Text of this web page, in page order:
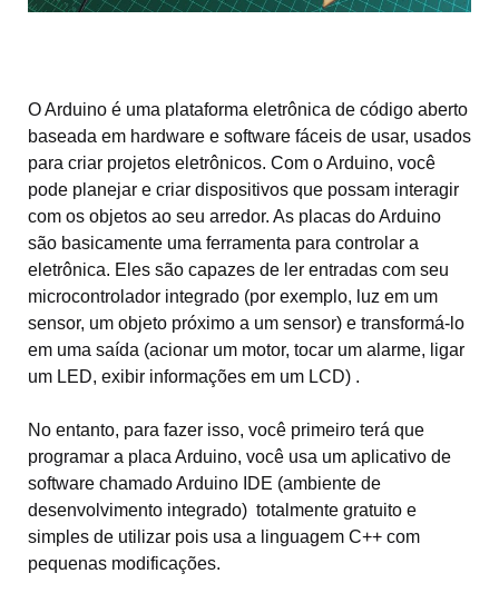
O Arduino é uma plataforma eletrônica de código aberto
baseada em hardware e software fáceis de usar, usados
​​para criar projetos eletrônicos. Com o Arduino, você
pode planejar e criar dispositivos que possam interagir
com os objetos ao seu arredor. As placas do Arduino
são basicamente uma ferramenta para controlar a
eletrônica. Eles são capazes de ler entradas com seu
microcontrolador integrado (por exemplo, luz em um
sensor, um objeto próximo a um sensor) e transformá-lo
em uma saída (acionar um motor, tocar um alarme, ligar
um LED, exibir informações em um LCD) .
No entanto, para fazer isso, você primeiro terá que
programar a placa Arduino, você usa um aplicativo de
software chamado Arduino IDE (ambiente de
desenvolvimento integrado) totalmente gratuito e
simples de utilizar pois usa a linguagem C++ com
pequenas modificações.